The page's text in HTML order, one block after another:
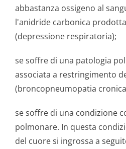
abbastanza ossigeno al
l'anidride carbonica
(depressione respiratoria);
se soffre di una patologia
associata a restringimento
(broncopneumopatia
se soffre di una condizione
polmonare. In questa
del cuore si ingrossa a